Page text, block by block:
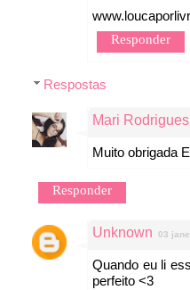
Responder
Respostas
Mari Rodrigues
Muito obrigada
Responder
Unknown 03
Quando eu li
perfeito <3